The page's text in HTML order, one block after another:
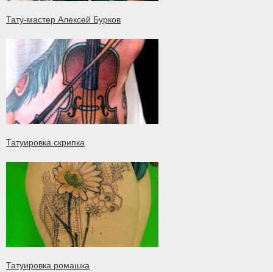
Тату-мастер Алексей Бурков
Татуировка скрипка
Татуировка ромашка